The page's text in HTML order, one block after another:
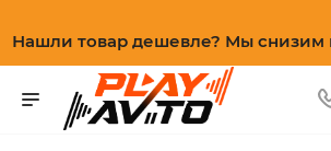
Нашли товар дешевле? Мы снизим